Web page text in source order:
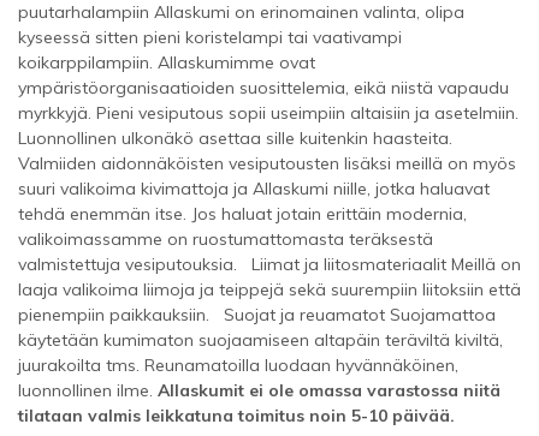
puutarhalampiin Allaskumi on erinomainen valinta, olipa
kyseessä sitten pieni koristelampi tai vaativampi
koikarppilampiin. Allaskumimme ovat
ympäristöorganisaatioiden suosittelemia, eikä niistä vapaudu
myrkkyjä. Pieni vesiputous sopii useimpiin altaisiin ja asetelmiin.
Luonnollinen ulkonäkö asettaa sille kuitenkin haasteita.
Valmiiden aidonnäköisten vesiputousten lisäksi meillä on myös
suuri valikoima kivimattoja ja Allaskumi niille, jotka haluavat
tehdä enemmän itse. Jos haluat jotain erittäin modernia,
valikoimassamme on ruostumattomasta teräksestä
valmistettuja vesiputouksia. Liimat ja liitosmateriaalit Meillä on
laaja valikoima liimoja ja teippejä sekä suurempiin liitoksiin että
pienempiin paikkauksiin. Suojat ja reuamatot Suojamattoa
käytetään kumimaton suojaamiseen altapäin teräviltä kiviltä,
juurakoilta tms. Reunamatoilla luodaan hyvännäköinen,
luonnollinen ilme. Allaskumit ei ole omassa varastossa niitä
tilataan valmis leikkatuna toimitus noin 5-10 päivää.